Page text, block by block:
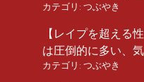
カテゴリ: つぶやき
【レイプを超え
は圧倒的に多い、
カテゴリ: つぶやき